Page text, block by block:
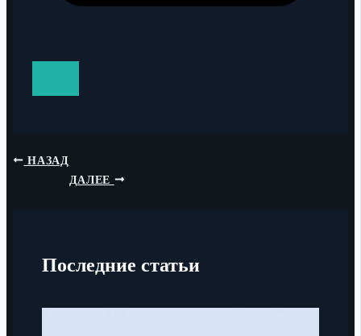
НАЗАД
ДАЛЕЕ
Последние статьи